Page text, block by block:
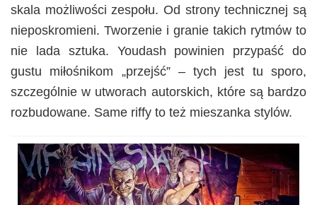
skala możliwości zespołu. Od strony technicznej są
nieposkromieni. Tworzenie i granie takich rytmów to
nie lada sztuka. Youdash powinien przypaść do
gustu miłośnikom „przejść” – tych jest tu sporo,
szczególnie w utworach autorskich, które są bardzo
rozbudowane. Same riffy to też mieszanka stylów.